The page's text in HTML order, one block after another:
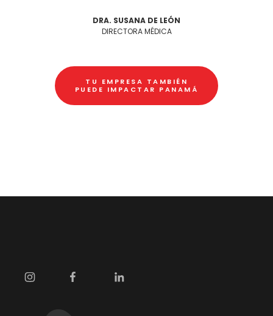
DRA. SUSANA DE LEÓN
DIRECTORA MÉDICA
TU EMPRESA TAMBIÉN
PUEDE IMPACTAR PANAMÁ